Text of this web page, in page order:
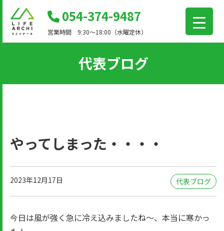
054-374-9487
営業時間 9:30～18:00（水曜定休）
代表ブログ
やってしまった・・・・
2023年12月17日 代表ブログ
今日は風が強く急に冷え込みましたね～、本当に寒かっ